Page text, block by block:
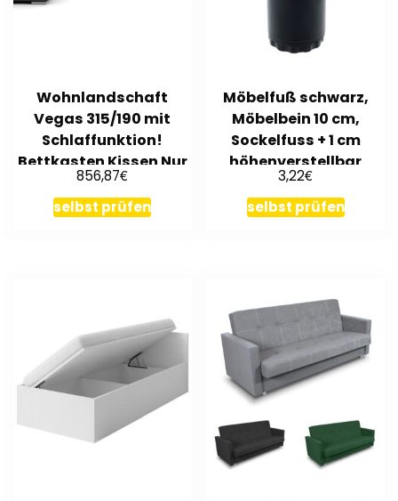
Wohnlandschaft
Vegas 315/190 mit
Schlaffunktion!
Bettkasten Kissen Nur
bei uns!
856,87€
selbst prüfen
Möbelfuß schwarz,
Möbelbein 10 cm,
Sockelfuss + 1 cm
höhenverstellbar
3,22€
selbst prüfen